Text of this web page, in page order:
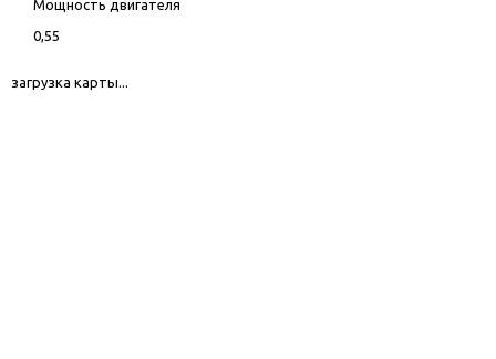
Мощность двигателя
0,55
загрузка карты...